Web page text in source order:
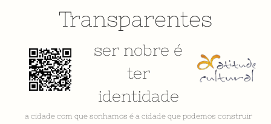
Transparentes
ser nobre é
ter
identidade
VÍDEO INSTITUCIONAL